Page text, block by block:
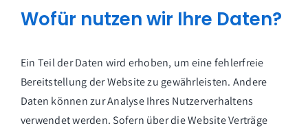
Wofür nutzen wir Ihre Daten?
Ein Teil der Daten wird erhoben, um eine fehlerfreie
Bereitstellung der Website zu gewährleisten. Andere
Daten können zur Analyse Ihres Nutzerverhaltens
verwendet werden. Sofern über die Website Verträge